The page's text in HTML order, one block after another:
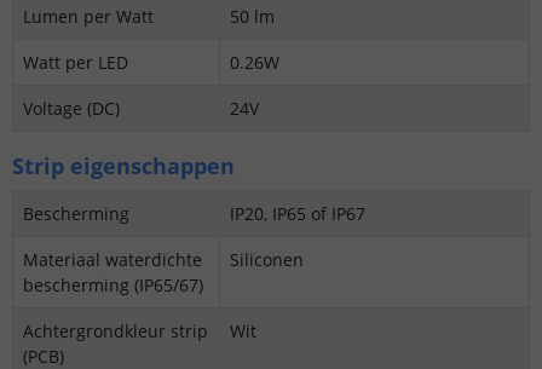
Lumen per Watt
50 lm
Watt per LED
0.26W
Voltage (DC)
24V
Strip eigenschappen
Bescherming
IP20, IP65 of IP67
Materiaal waterdichte
bescherming (IP65/67)
Siliconen
Achtergrondkleur strip
(PCB)
Wit